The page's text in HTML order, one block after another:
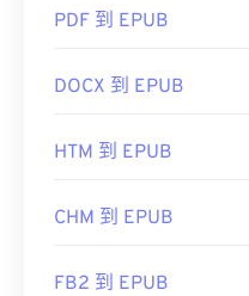
PDF 到 EPUB
DOCX 到 EPUB
HTM 到 EPUB
CHM 到 EPUB
FB2 到 EPUB